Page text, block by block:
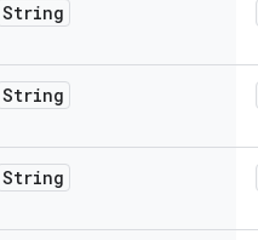
String
String
String